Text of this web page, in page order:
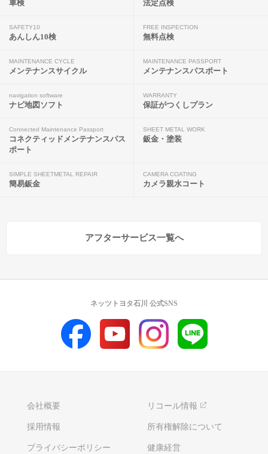
車検 法定点検
SAFETY10
あんしん10検
FREE INSPECTION
無料点検
MAINTENANCE CYCLE
メンテナンスサイクル
MAINTENANCE PASSPORT
メンテナンスパスポート
navigation software
ナビ地図ソフト
WARRANTY
保証がつくしプラン
Connected Maintenance Passport
コネクティッドメンテナンスパス
ポート
SHEET METAL WORK
鈑金・塗装
SIMPLE SHEETMETAL REPAIR
簡易鈑金
CAMERA COATING
カメラ親水コート
アフターサービス一覧へ
会社概要 リコール情報
採用情報 所有権解除について
プライバシーポリシー 健康経営
ネッツトヨタ石川 公式SNS